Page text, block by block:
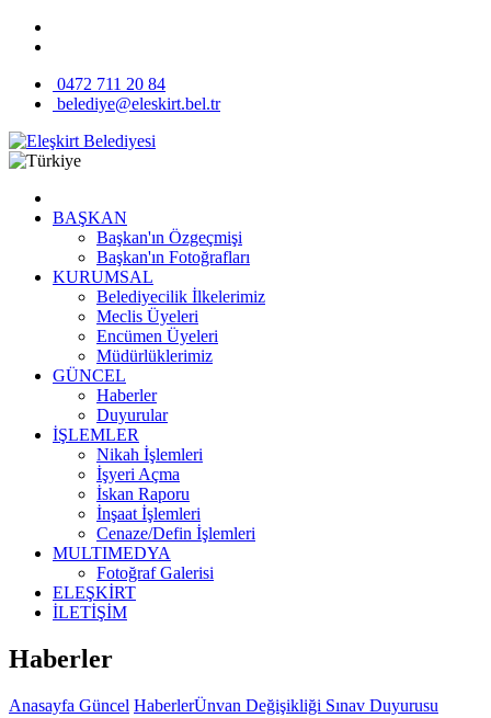
0472 711 20 84
belediye@eleskirt.bel.tr
BAŞKAN
Başkan'ın Özgeçmişi
Başkan'ın Fotoğrafları
KURUMSAL
Belediyecilik İlkelerimiz
Meclis Üyeleri
Encümen Üyeleri
Müdürlüklerimiz
GÜNCEL
Haberler
Duyurular
İŞLEMLER
Nikah İşlemleri
İşyeri Açma
İskan Raporu
İnşaat İşlemleri
Cenaze/Defin İşlemleri
MULTIMEDYA
Fotoğraf Galerisi
ELEŞKİRT
İLETİŞİM
Haberler
Anasayfa Güncel HaberlerÜnvan Değişikliği Sınav Duyurusu